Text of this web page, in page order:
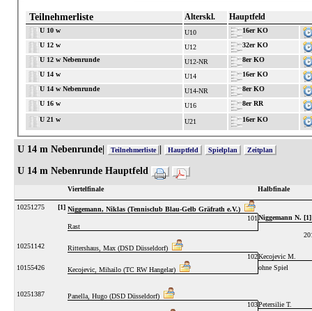
Teilnehmerliste Alterskl. Hauptfeld
U 10 w U10
16er KO
U 12 w
U12
32er KO
U 12 w Nebenrunde
U12-NR
8er KO
U 14 w
U14
16er KO
U 14 w Nebenrunde
U14-NR
8er KO
U 16 w
U16 8er RR
U 21 w U21 16er KO
U 14 m Nebenrunde| Teilnehmerliste Hauptfeld Spielplan Zeitplan
U 14 m Nebenrunde Hauptfeld
Viertelfinale Halbfinale
10251275 [1] Niggemann, Niklas (Tennisclub Blau-Gelb Gräfrath e.V.)
101 Niggemann N. [1]
Rast
10251142
Rittershaus, Max (DSD Düsseldorf)
102Kecojevic M.
10155426
Kecojevic, Mihailo (TC RW Hangelar) ohne Spiel
10251387
Panella, Hugo (DSD Düsseldorf)
103Petersilie T.